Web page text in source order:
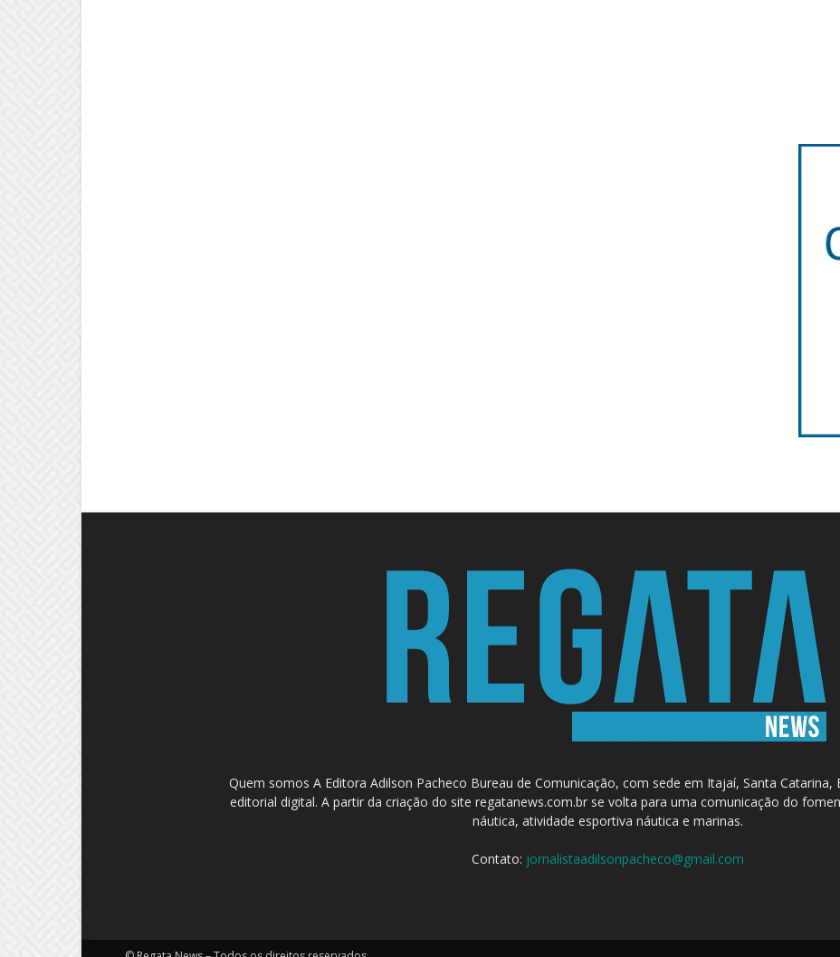
Quem somos A Editora Adilson Pacheco Bureau de Comunicação, com sede em Itajaí, Santa Catarina,
editorial digital. A partir da criação do site regatanews.com.br se volta para uma comunicação do
náutica, atividade esportiva náutica e marinas.
Contato: jornalistaadilsonpacheco@gmail.com